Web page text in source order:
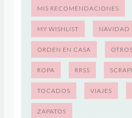
MIS RECOMENDACIONES
MY WISHLIST NAVIDAD
ORDEN EN CASA
ROPA RRSS
TOCADOS VIAJES
ZAPATOS